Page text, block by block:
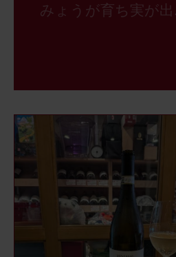
みょうが育ち実が出